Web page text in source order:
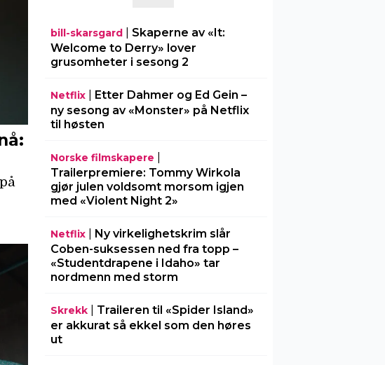
bill-skarsgard| Skaperne av «It:
Welcome to Derry» lover
grusomheter i sesong 2
Netflix| Etter Dahmer og Ed Gein –
ny sesong av «Monster» på Netflix
til høsten
Norske filmskapere
Trailerpremiere: Tommy Wirkola
gjør julen voldsomt morsom igjen
med «Violent Night 2»
Netflix| Ny virkelighetskrim slår
Coben-suksessen ned fra topp –
«Studentdrapene i Idaho» tar
nordmenn med storm
Skrekk| Traileren til «Spider Island»
er akkurat så ekkel som den høres
ut